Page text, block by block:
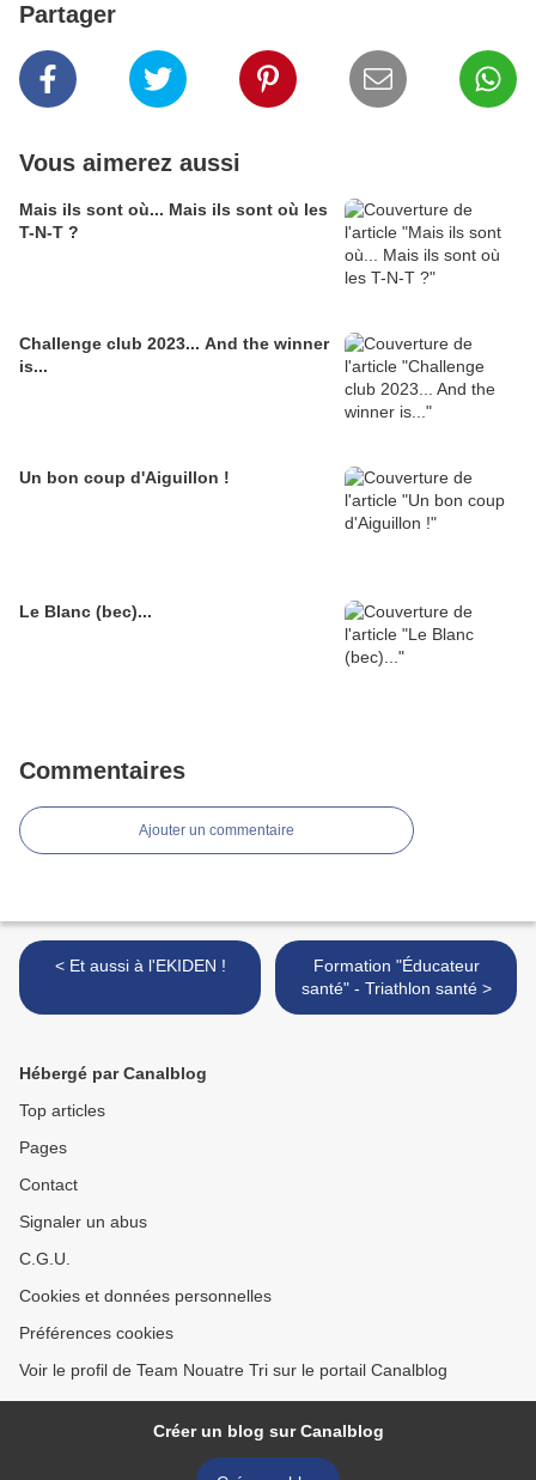
Partager
Vous aimerez aussi
Mais ils sont où... Mais ils sont où les
T-N-T ?
Challenge club 2023... And the winner
is...
Un bon coup d'Aiguillon !
Le Blanc (bec)...
Commentaires
Ajouter un commentaire
< Et aussi à l'EKIDEN !
Formation "Éducateur
santé" - Triathlon santé >
Hébergé par Canalblog
Top articles
Pages
Contact
Signaler un abus
C.G.U.
Cookies et données personnelles
Préférences cookies
Voir le profil de Team Nouatre Tri sur le portail Canalblog
Créer un blog sur Canalblog